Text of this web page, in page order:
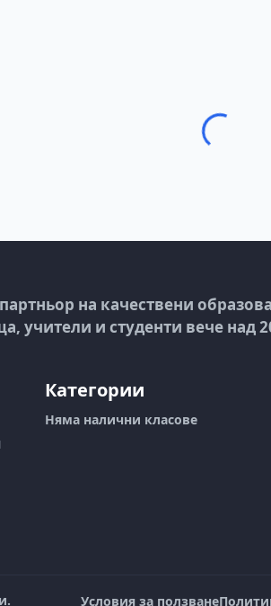
на качествени
учители и студенти вече над
Категории
Няма налични класове
Условия за ползване